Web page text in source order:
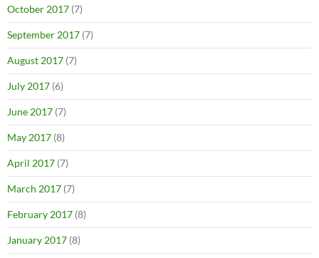
October 2017 (7)
September 2017 (7)
August 2017 (7)
July 2017 (6)
June 2017 (7)
May 2017 (8)
April 2017 (7)
March 2017 (7)
February 2017 (8)
January 2017 (8)